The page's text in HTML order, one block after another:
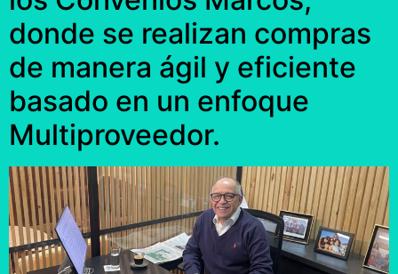
donde se realizan compras
de manera ágil y eficiente
basado en un enfoque
Multiproveedor.